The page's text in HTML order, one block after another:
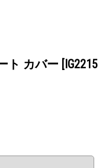
ト カバー [IG2215